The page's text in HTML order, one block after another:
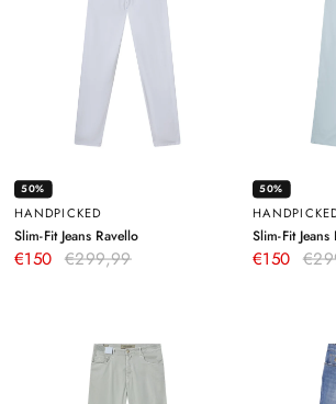
50%
HANDPICKED
Slim-Fit Jeans Ravello–
€150 €299,99
50%
Slim-Fit Jeans
€150